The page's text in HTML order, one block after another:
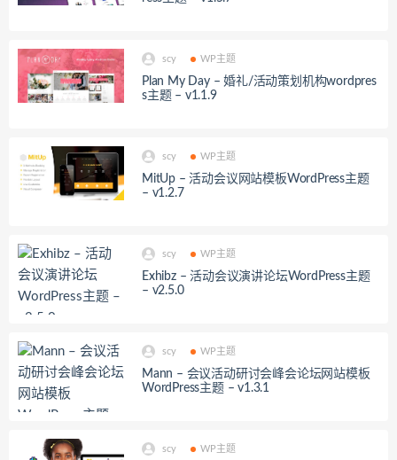
scy WP主题
Plan My Day – 婚礼/活动策划机构wordpres
s主题 – v1.1.9
scy WP主题
MitUp – 活动会议网站模板WordPress主题
– v1.2.7
scy WP主题
Exhibz – 活动会议演讲论坛WordPress主题
– v2.5.0
scy WP主题
Mann – 会议活动研讨会峰会论坛网站模板
WordPress主题 – v1.3.1
scy WP主题